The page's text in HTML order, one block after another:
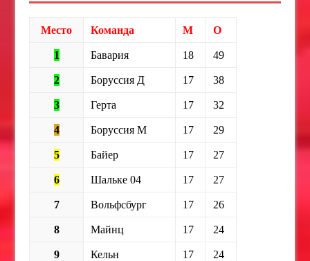
Место Команда М О
1 Бавария 18 49
2 Боруссия Д 17 38
3 Герта 17 32
4 Боруссия М 17 29
5 Байер 17 27
6 Шальке 04 17 27
7 Вольфсбург 17 26
8 Майнц 17 24
9 Кельн 17 24